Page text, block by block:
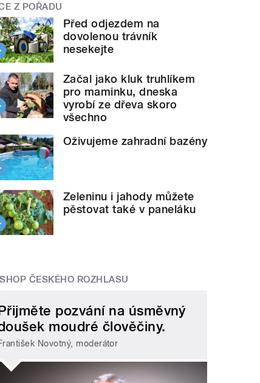
Z POŘADU
Před odjezdem na
dovolenou trávník
nesekejte
Začal jako kluk truhlíkem
pro maminku, dneska
vyrobí ze dřeva skoro
všechno
Oživujeme zahradní bazény
Zeleninu i jahody můžete
pěstovat také v paneláku
ČESKÉHO ROZHLASU
pozvání na úsměvný
moudré člověčiny.
Novotný, moderátor